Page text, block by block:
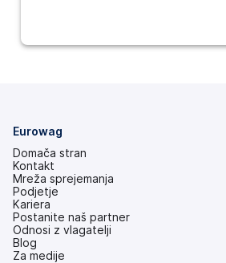
Eurowag
Domača stran
Kontakt
Mreža sprejemanja
Podjetje
Kariera
Postanite naš partner
Odnosi z vlagatelji
(odpre
se
Blog
Za medije